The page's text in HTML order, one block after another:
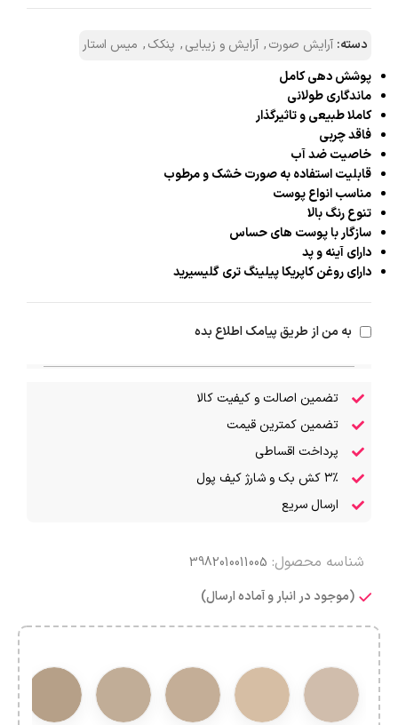
دسته: آرایش صورت, آرایش و زیبایی, پنکک, میس استار
پوشش دهی کامل
ماندگاری طولانی
کاملا طبیعی و تاثیرگذار
فاقد چربی
خاصیت ضد آب
قابلیت استفاده به صورت خشک و مرطوب
مناسب انواع پوست
تنوع رنگ بالا
سازگار با پوست های حساس
دارای آینه و پد
دارای روغن کاپریکا پیلینگ تری گلیسیرید
به من از طریق پیامک اطلاع بده
تضمین اصالت و کیفیت کالا
تضمین کمترین قیمت
پرداخت اقساطی
۳٪ کش بک و شارژ کیف پول
ارسال سریع
شناسه محصول: 3982010011005
(موجود در انبار و آماده ارسال)